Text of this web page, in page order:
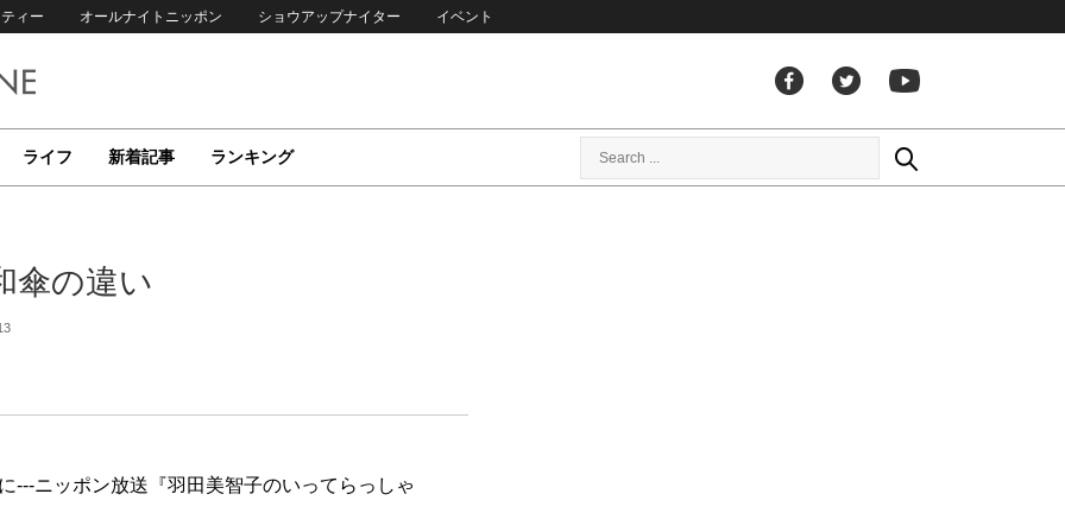
ィー オールナイトニッポン ショウアップナイター イベント
ライフ 新着記事 ランキング
傘の違い
---ニッポン放送『羽田美智子のいってらっしゃ